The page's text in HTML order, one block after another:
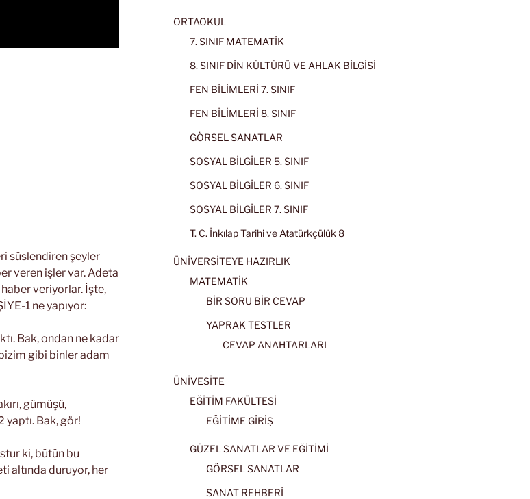
süslendiren şeyler
veren işler var. Adeta
veriyorlar. İşte,
1 ne yapıyor:
Bak, ondan ne kadar
gibi binler adam
gümüşü,
yaptı. Bak, gör!
ki, bütün bu
altında duruyor, her
ORTAOKUL
7. SINIF MATEMATİK
8. SINIF DİN KÜLTÜRÜ VE AHLAK BİLGİSİ
FEN BİLİMLERİ 7. SINIF
FEN BİLİMLERİ 8. SINIF
GÖRSEL SANATLAR
SOSYAL BİLGİLER 5. SINIF
SOSYAL BİLGİLER 6. SINIF
SOSYAL BİLGİLER 7. SINIF
T. C. İnkılap Tarihi ve Atatürkçülük 8
ÜNİVERSİTEYE HAZIRLIK
MATEMATİK
BİR SORU BİR CEVAP
YAPRAK TESTLER
CEVAP ANAHTARLARI
ÜNİVESİTE
EĞİTİM FAKÜLTESİ
EĞİTİME GİRİŞ
GÜZEL SANATLAR VE EĞİTİMİ
GÖRSEL SANATLAR
SANAT REHBERİ